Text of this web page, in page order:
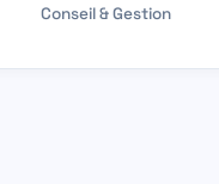
Conseil & Gestion